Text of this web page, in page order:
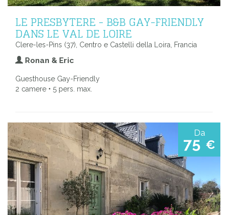
LE PRESBYTERE - B&B GAY-FRIENDLY
DANS LE VAL DE LOIRE
Clere-les-Pins (37), Centro e Castelli della Loira, Francia
Ronan & Eric
Guesthouse Gay-Friendly
2 camere • 5 pers. max.
Da
75 €